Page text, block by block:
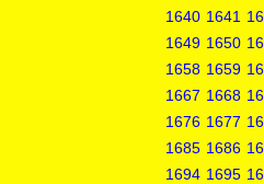
1640 1641
1649 1650
1658 1659
1667 1668
1676 1677
1685 1686
1694 1695